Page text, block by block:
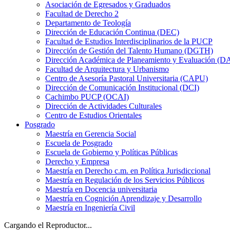
Asociación de Egresados y Graduados
Facultad de Derecho 2
Departamento de Teología
Dirección de Educación Continua (DEC)
Facultad de Estudios Interdisciplinarios de la PUCP
Dirección de Gestión del Talento Humano (DGTH)
Dirección Académica de Planeamiento y Evaluación
Facultad de Arquitectura y Urbanismo
Centro de Asesoría Pastoral Universitaria (CAPU)
Dirección de Comunicación Institucional (DCI)
Cachimbo PUCP (OCAI)
Dirección de Actividades Culturales
Centro de Estudios Orientales
Posgrado
Maestría en Gerencia Social
Escuela de Posgrado
Escuela de Gobierno y Políticas Públicas
Derecho y Empresa
Maestría en Derecho c.m. en Política Jurisdiccional
Maestría en Regulación de los Servicios Públicos
Maestría en Docencia universitaria
Maestría en Cognición Aprendizaje y Desarrollo
Maestría en Ingeniería Civil
Cargando el Reproductor...